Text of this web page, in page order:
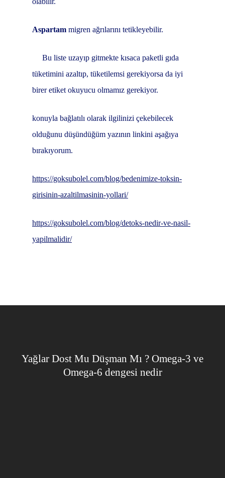
Aspartam migren ağrılarını tetikleyebilir.
Bu liste uzayıp gitmekte kısaca paketli gıda
tüketimini azaltıp, tüketilemsi gerekiyorsa da iyi
birer etiket okuyucu olmamız gerekiyor.
konuyla bağlatılı olarak ilgilinizi çekebilecek
olduğunu düşündüğüm yazının linkini aşağıya
bırakıyorum.
https://goksubolel.com/blog/bedenimize-toksin-
girisinin-azaltilmasinin-yollari/
https://goksubolel.com/blog/detoks-nedir-ve-nasil-
yapilmalidir/
Yağlar Dost Mu Düşman Mı ? Omega-3 ve
Omega-6 dengesi nedir